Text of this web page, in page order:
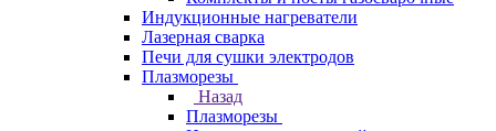
Индукционные нагреватели
Лазерная сварка
Печи для сушки электродов
Плазморезы
Назад
Плазморезы